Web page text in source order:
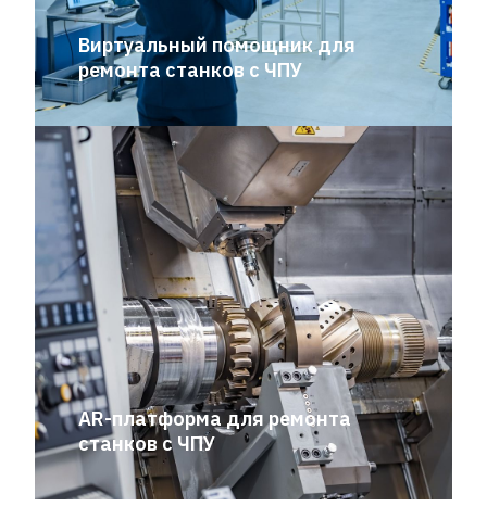
Виртуальный помощник для
ремонта станков с ЧПУ
AR-платформа для ремонта
станков с ЧПУ